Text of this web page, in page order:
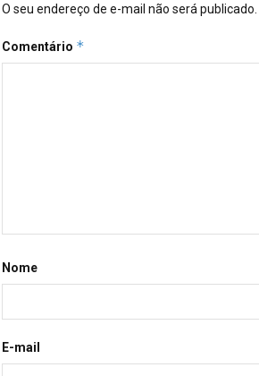
O seu endereço de e-mail não será publicado.
Comentário *
Nome
E-mail